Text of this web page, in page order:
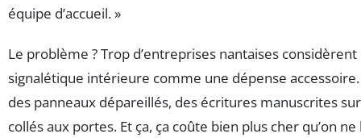
équipe d’accueil. »
Le problème ? Trop d’entreprises nantaises
signalétique intérieure comme une dépense accessoire.
des panneaux dépareillés, des écritures manuscrites
collés aux portes. Et ça, ça coûte bien plus cher qu’on